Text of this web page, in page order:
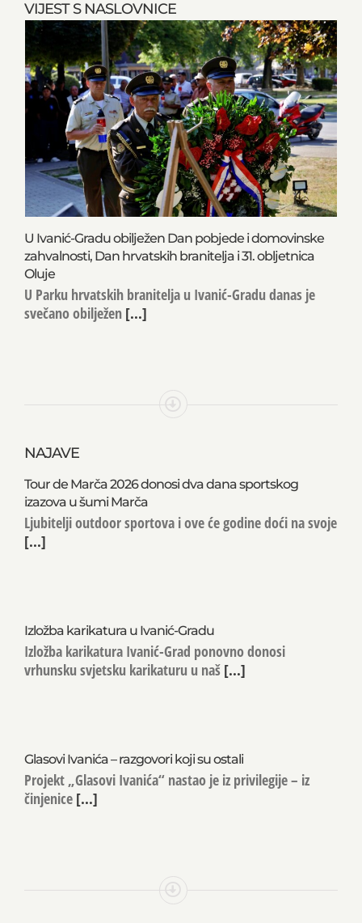
VIJEST S NASLOVNICE
U Ivanić-Gradu obilježen Dan pobjede i domovinske
zahvalnosti, Dan hrvatskih branitelja i 31. obljetnica
Oluje
U Parku hrvatskih branitelja u Ivanić-Gradu danas je
svečano obilježen [...]
NAJAVE
Tour de Marča 2026 donosi dva dana sportskog
izazova u šumi Marča
Ljubitelji outdoor sportova i ove će godine doći na svoje
[...]
Izložba karikatura u Ivanić-Gradu
Izložba karikatura Ivanić-Grad ponovno donosi
vrhunsku svjetsku karikaturu u naš [...]
Glasovi Ivanića – razgovori koji su ostali
Projekt „Glasovi Ivanića“ nastao je iz privilegije – iz
činjenice [...]